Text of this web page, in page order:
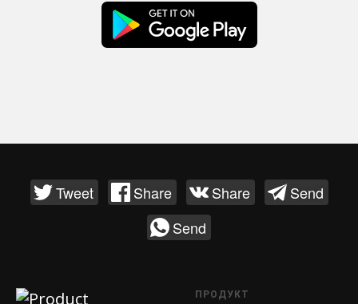
Tweet Share Share
Send
Send
ПРОДУКТ